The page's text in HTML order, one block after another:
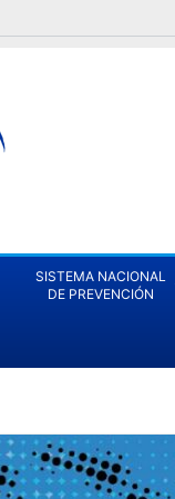
SISTEMA NACIONAL
DE PREVENCIÓN